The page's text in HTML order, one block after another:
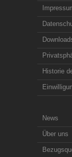
Historie
News
Über uns